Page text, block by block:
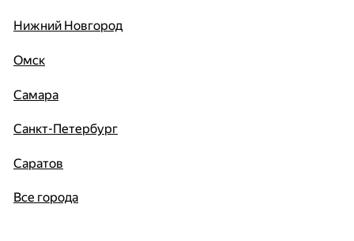
Нижний Новгород
Омск
Самара
Санкт-Петербург
Саратов
Все города